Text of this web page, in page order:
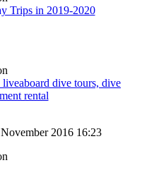
Trips in 2019-2020
dive tours, dive
rental
2016 16:23